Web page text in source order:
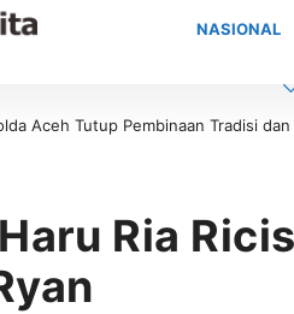
NASIONAL
Aceh Tutup Pembinaan Tradisi
Ria